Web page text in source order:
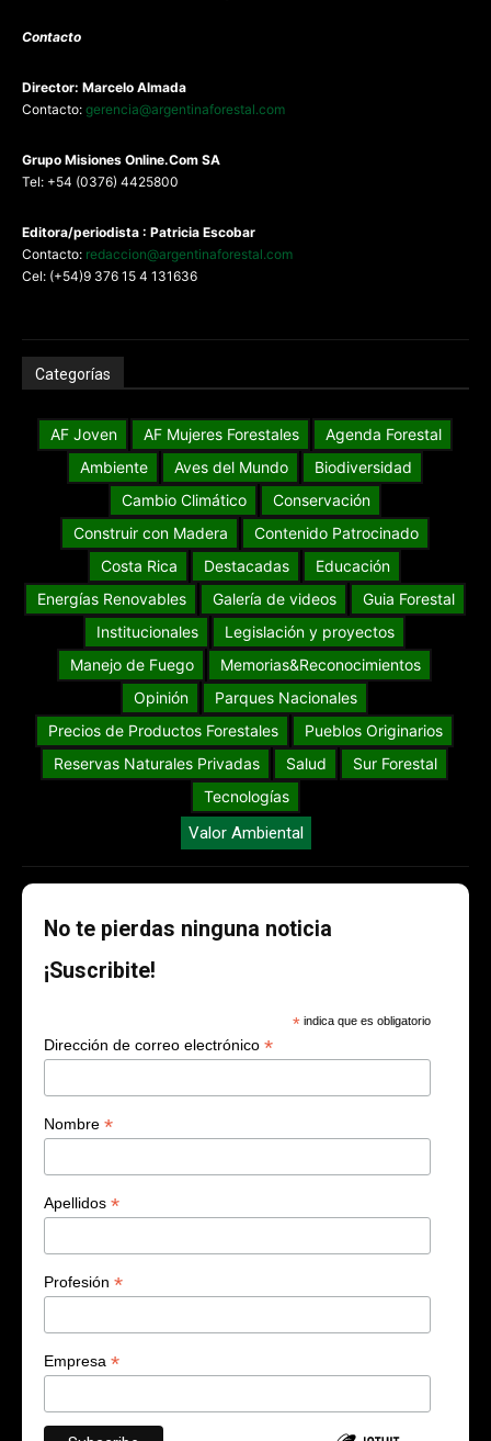
Contacto
Director: Marcelo Almada
Contacto: gerencia@argentinaforestal.com
Grupo Misiones Online.Com SA
Tel: +54 (0376) 4425800
Editora/periodista : Patricia Escobar
Contacto: redaccion@argentinaforestal.com
Cel: (+54)9 376 15 4 131636
Categorías
AF Joven AF Mujeres Forestales
Agenda Forestal
Ambiente
Aves del Mundo
Biodiversidad
Cambio Climático
Conservación
Construir con Madera
Contenido Patrocinado
Costa Rica
Destacadas
Educación
Energías Renovables
Galería de videos
Guia Forestal
Institucionales
Legislación y proyectos
Manejo de Fuego
Memorias&Reconocimientos
Opinión
Parques Nacionales
Precios de Productos Forestales
Pueblos Originarios
Reservas Naturales Privadas
Salud
Sur Forestal
Tecnologías
Valor Ambiental
No te pierdas ninguna noticia
¡Suscribite!
* indica que es obligatorio
Dirección de correo electrónico *
Nombre *
Apellidos *
Profesión *
Empresa *